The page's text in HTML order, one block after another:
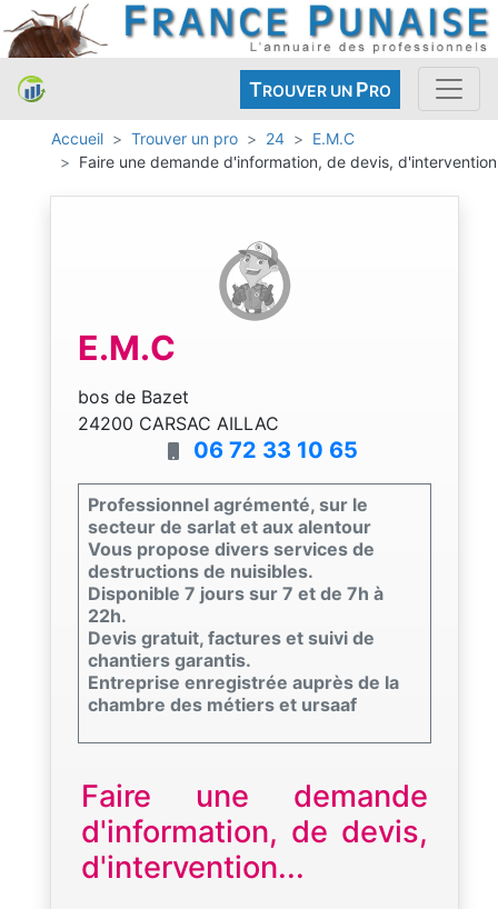
TROUVER UN PRO
Accueil Trouver un pro 24
E.M.C
Faire une demande d'information, de devis, d'intervention
E.M.C
bos de Bazet
24200 CARSAC AILLAC
06 72 33 10 65
Professionnel agrémenté, sur le
secteur de sarlat et aux alentour
Vous propose divers services de
destructions de nuisibles.
Disponible 7 jours sur 7 et de 7h à
22h.
Devis gratuit, factures et suivi de
chantiers garantis.
Entreprise enregistrée auprès de la
chambre des métiers et ursaaf
Faire une demande
d'information, de devis,
d'intervention...